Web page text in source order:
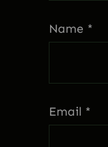
Name *
Email *